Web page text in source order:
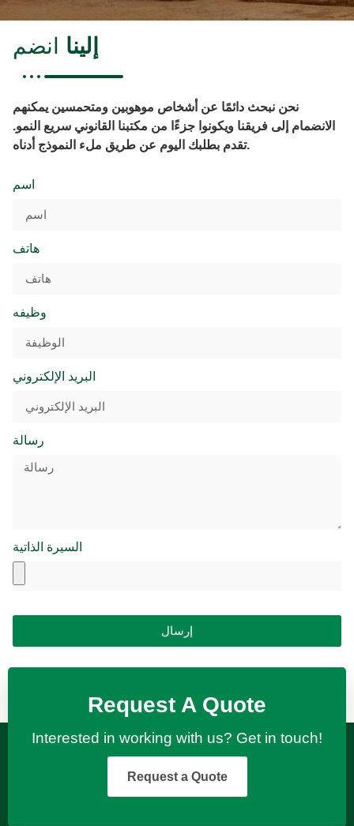
إلينا
نحن نبحث دائمًا عن أشخاص موهوبين ومتحمسين يمكنهم
الانضمام إلى فريقنا ويكونوا جزءًا من مكتبنا القانوني سريع النمو.
تقدم بطلبك اليوم عن طريق ملء النموذج أدناه.
اسم
هاتف
وظيفه
البريد الإلكتروني
رسالة
السيرة الذاتية
إرسال
Request A Quote
Interested in working with us? Get in touch!
Request a Quote